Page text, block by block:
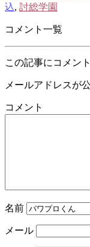
込, 討総学園
コメント一覧
この記事にコメン
メールアドレスが
コメント
名前
メール